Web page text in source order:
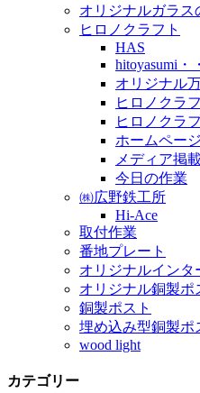
オリジナルガラス
ヒロノクラフト
HAS
hitoyasumi・
オリジナル
ヒロノクラ
ヒロノクラ
ホームペー
メディア掲
今日の作業
㈱広野鉄工所
Hi-Ace
取付作業
番地プレート
オリジナルインタ
オリジナル銅製ポ
銅製ポスト
埋め込み型銅製ポ
wood light
カテゴリー